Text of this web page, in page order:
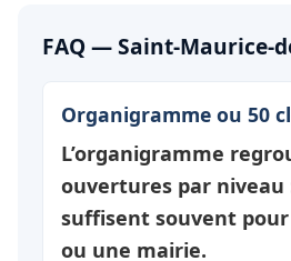
FAQ — Saint-Maurice-
Organigramme ou 50
L’organigramme
ouvertures par niveau
suffisent souvent
ou une mairie.